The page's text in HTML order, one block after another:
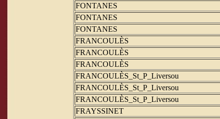
FONTANES
FONTANES
FONTANES
FRANCOULÈS
FRANCOULÈS
FRANCOULÈS
FRANCOULÈS_St_P_Liversou
FRANCOULÈS_St_P_Liversou
FRANCOULÈS_St_P_Liversou
FRAYSSINET